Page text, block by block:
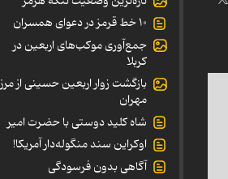
۱۰ خط قرمز در دعوای همسران
جمع‌آوری موکب‌های اربعین در
کربلا
بازگشت زوار اربعین حسینی از مرز
مهران
شاه کلید دوستی با حضرت امیر
اوکراین سند منگوله‌دار آمریکا!
آگاهی بدون فرسودگی